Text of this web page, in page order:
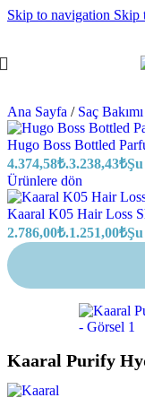
Skip to navigation Skip
Ana Sayfa / Saç Bakımı
Hugo Boss Bottled
4.374,58₺.3.238,43₺
Ürünlere dön
Kaaral K05 Hair Loss
2.786,00₺.1.251,00₺
Kaaral Purify